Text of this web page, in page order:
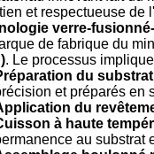
et respectueuse de
verre-
de fabrique du
. Le processus
du
et préparés en
du
à haute
au substrat